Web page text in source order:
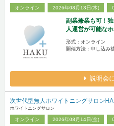
オンライン 2026年08月13日(木)
副業兼業も可！
人運営が可能な
形式：オンライン
開催方法：申し込み
説明会
次世代型無人ホワイトニングサロン
ホワイトニングサロン
オンライン 2026年08月14日(金)